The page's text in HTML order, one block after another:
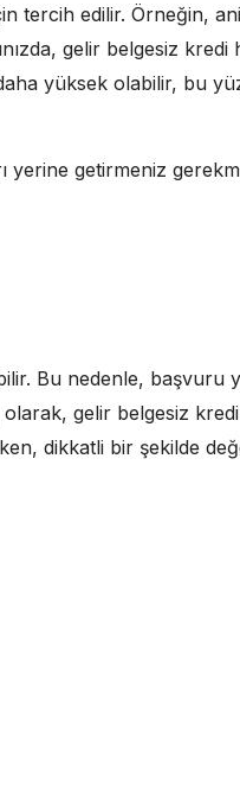
tercih edilir. Örneğin,
gelir belgesiz kredi
yüksek olabilir, bu
yerine getirmeniz
Bu nedenle, başvuru
olarak, gelir belgesiz
dikkatli bir şekilde